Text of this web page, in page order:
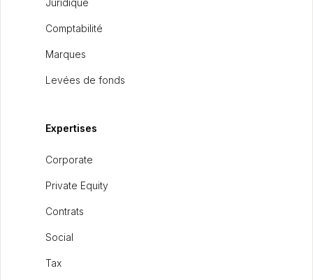
Juridique
Comptabilité
Marques
Levées de fonds
Expertises
Corporate
Private Equity
Contrats
Social
Tax